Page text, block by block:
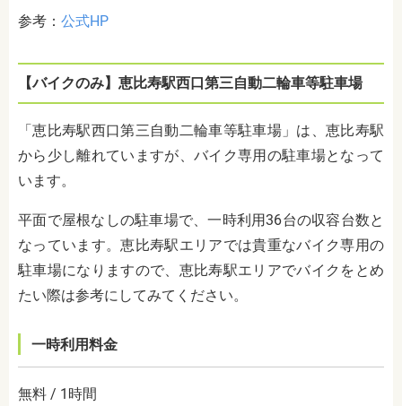
参考： 公式HP
【バイクのみ】恵比寿駅西口第三自動二輪車等駐車場
「恵比寿駅西口第三自動二輪車等駐車場」は、恵比寿駅
から少し離れていますが、バイク専用の駐車場となって
います。
平面で屋根なしの駐車場で、一時利用36台の収容台数と
なっています。恵比寿駅エリアでは貴重なバイク専用の
駐車場になりますので、恵比寿駅エリアでバイクをとめ
たい際は参考にしてみてください。
一時利用料金
無料 / 1時間